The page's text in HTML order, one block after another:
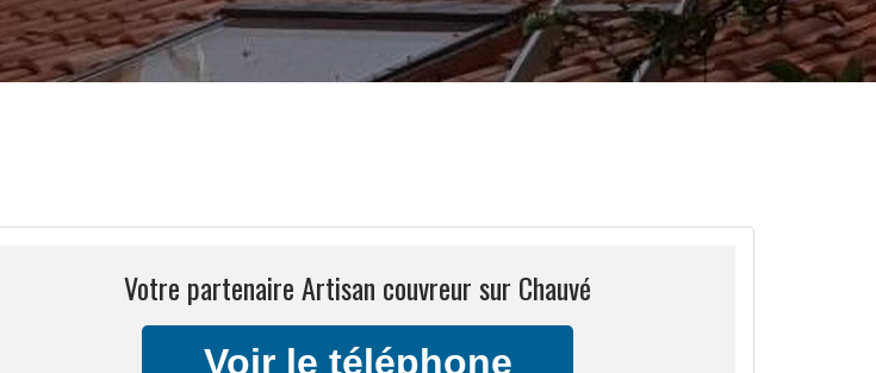
Votre partenaire Artisan couvreur sur Chauvé